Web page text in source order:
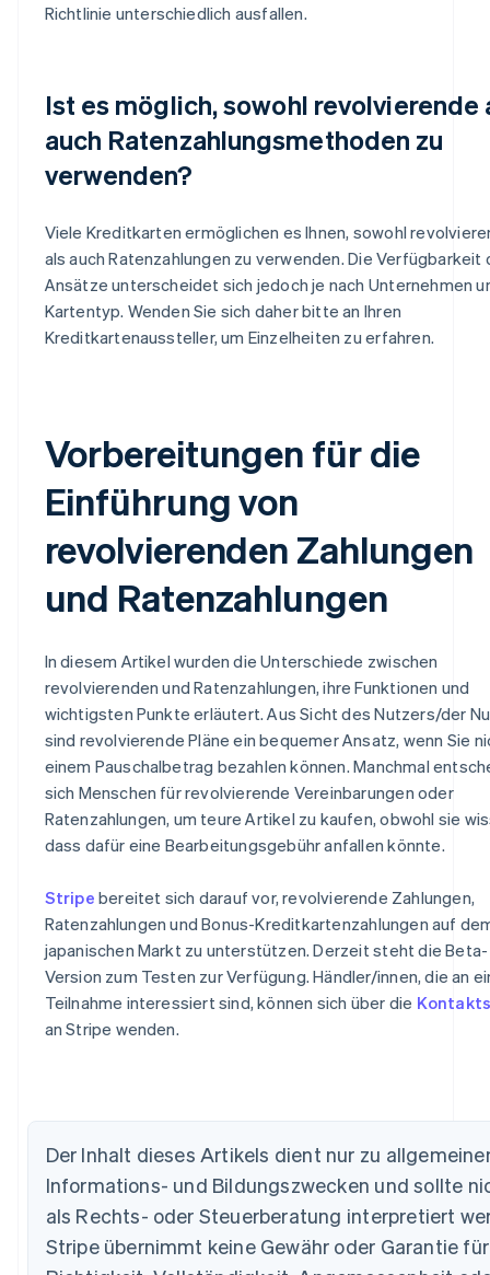
Richtlinie unterschiedlich ausfallen.
Ist es möglich, sowohl revolvierende
auch Ratenzahlungsmethoden zu
verwenden?
Viele Kreditkarten ermöglichen es Ihnen, sowohl
als auch Ratenzahlungen zu verwenden. Die Verfügbarkeit
Ansätze unterscheidet sich jedoch je nach Unternehmen
Kartentyp. Wenden Sie sich daher bitte an Ihren
Kreditkartenaussteller, um Einzelheiten zu erfahren.
Vorbereitungen für die
Einführung von
revolvierenden Zahlungen
und Ratenzahlungen
In diesem Artikel wurden die Unterschiede zwischen
revolvierenden und Ratenzahlungen, ihre Funktionen und
wichtigsten Punkte erläutert. Aus Sicht des Nutzers/der
sind revolvierende Pläne ein bequemer Ansatz, wenn Sie
einem Pauschalbetrag bezahlen können. Manchmal
sich Menschen für revolvierende Vereinbarungen oder
Ratenzahlungen, um teure Artikel zu kaufen, obwohl sie
dass dafür eine Bearbeitungsgebühr anfallen könnte.
Stripe bereitet sich darauf vor, revolvierende Zahlungen,
Ratenzahlungen und Bonus-Kreditkartenzahlungen auf
japanischen Markt zu unterstützen. Derzeit steht die Beta-
Version zum Testen zur Verfügung. Händler/innen, die an
Teilnahme interessiert sind, können sich über die
an Stripe wenden.
Der Inhalt dieses Artikels dient nur zu
Informations- und Bildungszwecken und sollte
als Rechts- oder Steuerberatung interpretiert
Stripe übernimmt keine Gewähr oder Garantie
Australien
PortuguêsEnglish
Bulgarien
English
Dänemark
English
Deutschland